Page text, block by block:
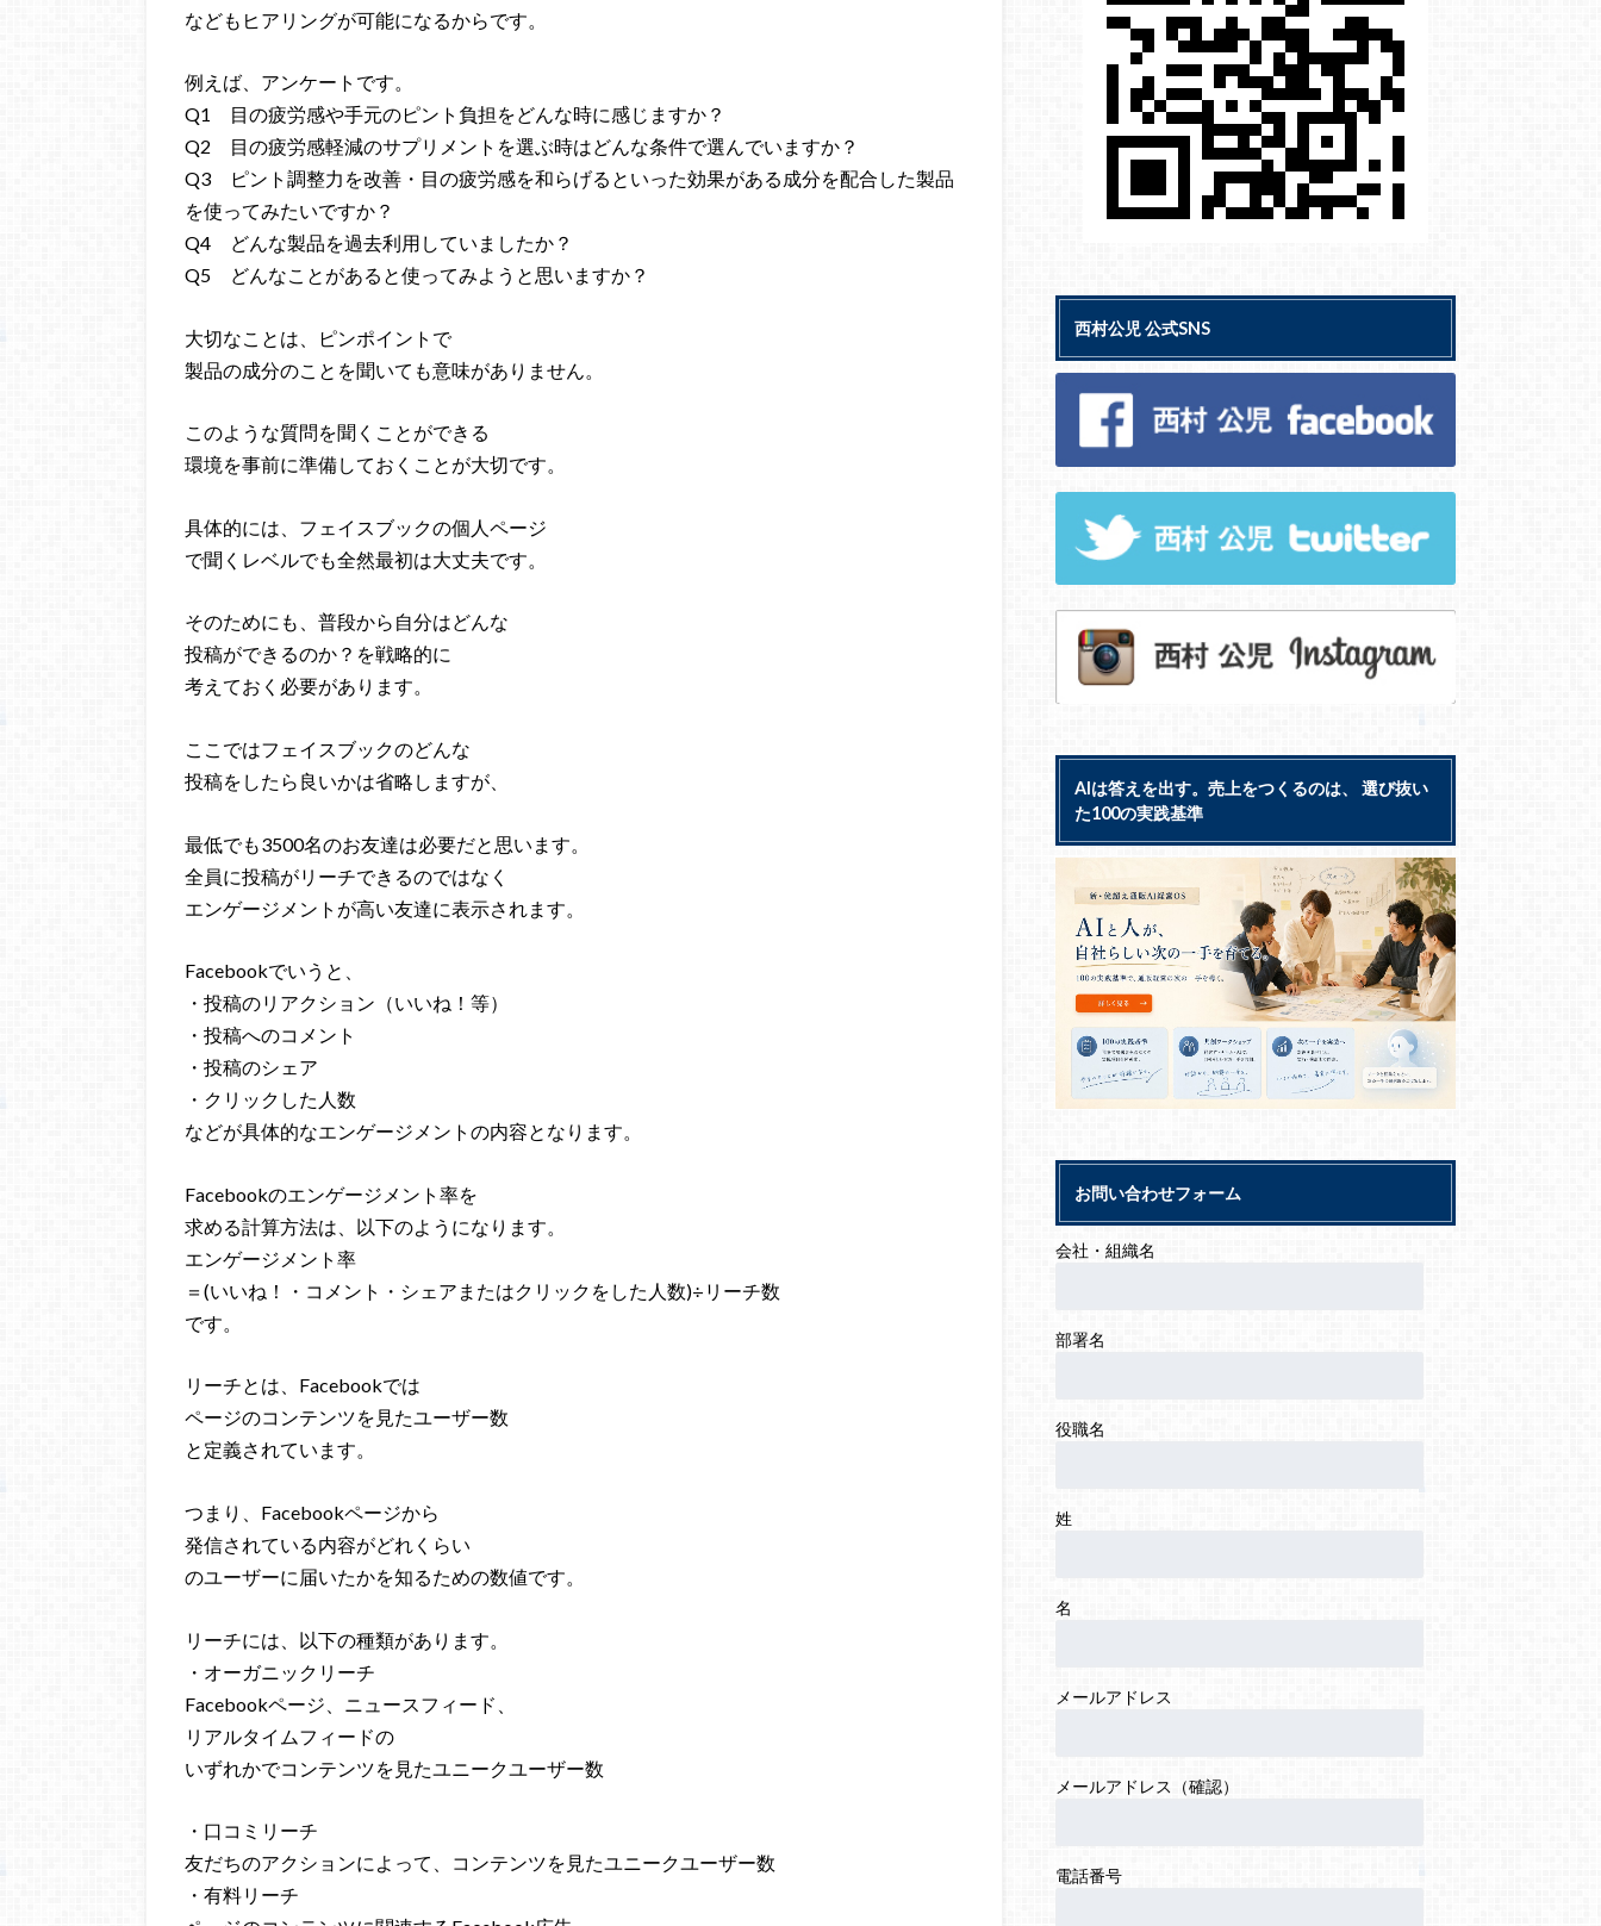
などもヒアリングが可能になるからです。
例えば、アンケートです。
Q1 目の疲労感や手元のピント負担をどんな時に感じますか？
Q2 目の疲労感軽減のサプリメントを選ぶ時はどんな条件で選んでいますか？
Q3 ピント調整力を改善・目の疲労感を和らげるといった効果がある成分を配合した製品
を使ってみたいですか？
Q4 どんな製品を過去利用していましたか？
Q5 どんなことがあると使ってみようと思いますか？
大切なことは、ピンポイントで
製品の成分のことを聞いても意味がありません。
このような質問を聞くことができる
環境を事前に準備しておくことが大切です。
具体的には、フェイスブックの個人ページ
で聞くレベルでも全然最初は大丈夫です。
そのためにも、普段から自分はどんな
投稿ができるのか？を戦略的に
考えておく必要があります。
ここではフェイスブックのどんな
投稿をしたら良いかは省略しますが、
最低でも3500名のお友達は必要だと思います。
全員に投稿がリーチできるのではなく
エンゲージメントが高い友達に表示されます。
Facebookでいうと、
・投稿のリアクション（いいね！等）
・投稿へのコメント
・投稿のシェア
・クリックした人数
などが具体的なエンゲージメントの内容となります。
Facebookのエンゲージメント率を
求める計算方法は、以下のようになります。
エンゲージメント率
＝(いいね！・コメント・シェアまたはクリックをした人数)÷リーチ数
です。
リーチとは、Facebookでは
ページのコンテンツを見たユーザー数
と定義されています。
つまり、Facebookページから
発信されている内容がどれくらい
のユーザーに届いたかを知るための数値です。
リーチには、以下の種類があります。
・オーガニックリーチ
Facebookページ、ニュースフィード、
リアルタイムフィードの
いずれかでコンテンツを見たユニークユーザー数
・口コミリーチ
友だちのアクションによって、コンテンツを見たユニークユーザー数
・有料リーチ
西村公児 公式SNS
AIは答えを出す。売上をつくるのは、 選び抜い
た100の実践基準
お問い合わせフォーム
会社・組織名
部署名
役職名
姓
名
メールアドレス
メールアドレス（確認）
電話番号